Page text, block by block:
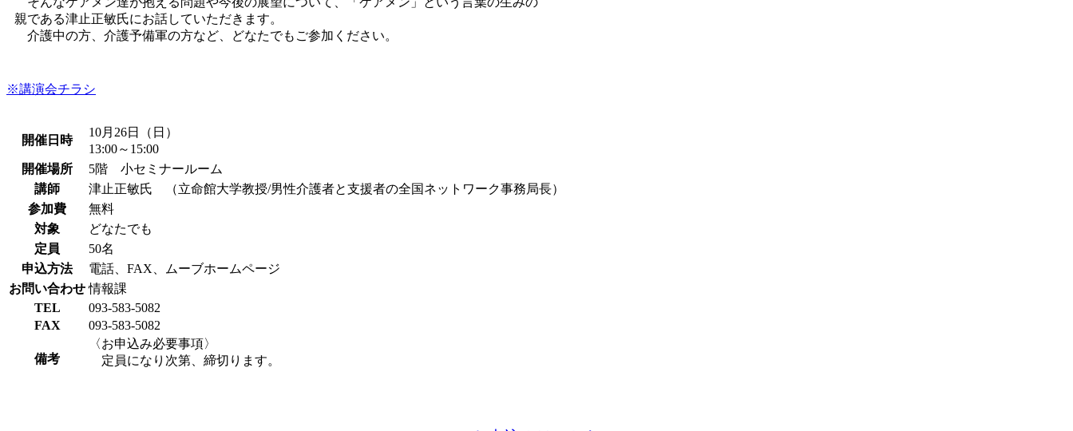
ョ
親である津止正敏氏にお話していただきます。
介護中の方、介護予備軍の方など、どなたでもご参加ください。
※講演会チラシ
開催日時
10月26日（日）
13:00～15:00
開催場所
5階 小セミナールーム
講師
津止正敏氏 （立命館大学教授/男性介護者と支援者の全国ネットワーク事務局長）
参加費
無料
対象
どなたでも
定員
50名
申込方法
電話、FAX、ムーブホームページ
お問い合わせ 情報課
TEL
093-583-5082
FAX
093-583-5082
備考
〈お申込み必要事項〉
定員になり次第、締切ります。